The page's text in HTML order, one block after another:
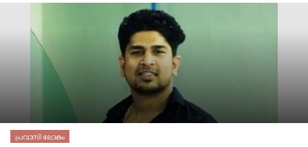
പ്രവാസി ലോകം